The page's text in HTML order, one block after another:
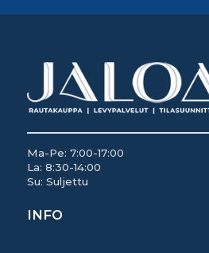
Ma-Pe: 7:00-17:00
La: 8:30-14:00
Su: Suljettu
INFO